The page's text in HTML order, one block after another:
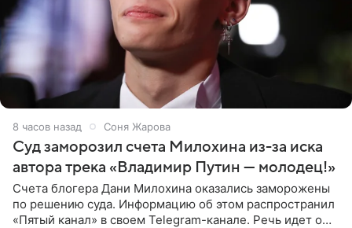
8 часов назад Соня Жарова
Суд заморозил счета Милохина из-за иска
автора трека «Владимир Путин — молодец!»
Счета блогера Дани Милохина оказались заморожены
по решению суда. Информацию об этом распространил
«Пятый канал» в своем Telegram-канале. Речь идет о